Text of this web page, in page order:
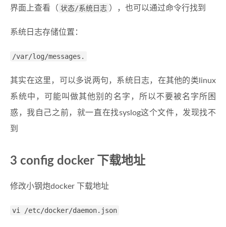
界面上查看（ 状态/系统日志 ），也可以通过命令行找到
系统日志存储位置：
/var/log/messages.
其实在这里，可以多说两句，系统日志，在其他的类linux
系统中，可能叫做其他别的名字，所以不要被名字所困
惑，我自己之前，就一直在找syslog这个文件，发现找不
到
3 config docker 下载地址
修改小钢炮docker 下载地址
vi /etc/docker/daemon.json